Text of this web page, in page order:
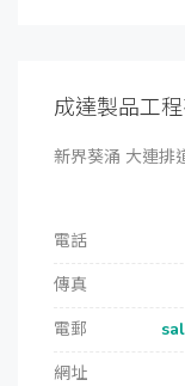
成達製品工
新界葵涌 大連排
電話
傳真
電郵
網址